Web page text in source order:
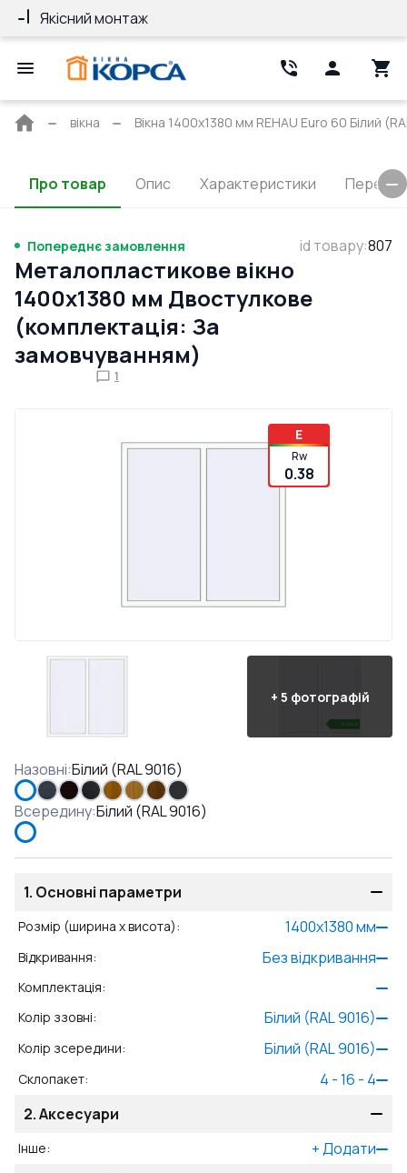
Якісний монтаж
Головна
вікна Вікна 1400x1380 мм REHAU Euro 60 Білий
Про товар Опис Характеристики
Попереднє замовлення id товару:807
Металопластикове вікно
1400x1380 мм Двостулкове
(комплектація: За
замовчуванням)
1
E
Rw
0.38
+ 5 фотографій
Назовні:Білий (RAL 9016)
Всередину:Білий (RAL 9016)
1. Основні параметри
Розмір (ширина x висота): 1400x1380мм
Відкривання: Без відкривання
Комплектація:
Колір ззовні: Білий (RAL 9016)
Колір зсередини: Білий (RAL 9016)
Склопакет:
4 - 16 - 4
2.Аксесуари
Інше: +Додати